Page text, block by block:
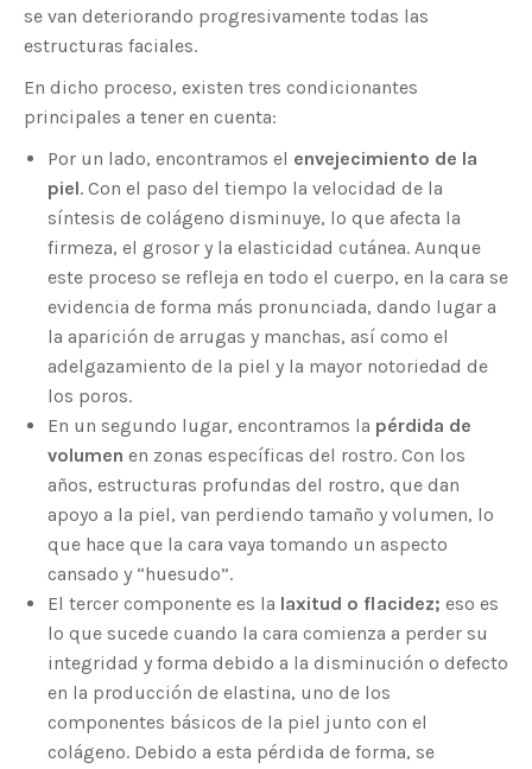
se van deteriorando progresivamente todas las
estructuras faciales.
En dicho proceso, existen tres condicionantes
principales a tener en cuenta:
Por un lado, encontramos el envejecimiento de la
piel. Con el paso del tiempo la velocidad de la
síntesis de colágeno disminuye, lo que afecta la
firmeza, el grosor y la elasticidad cutánea. Aunque
este proceso se refleja en todo el cuerpo, en la cara se
evidencia de forma más pronunciada, dando lugar a
la aparición de arrugas y manchas, así como el
adelgazamiento de la piel y la mayor notoriedad de
los poros.
En un segundo lugar, encontramos la pérdida de
volumen en zonas específicas del rostro. Con los
años, estructuras profundas del rostro, que dan
apoyo a la piel, van perdiendo tamaño y volumen, lo
que hace que la cara vaya tomando un aspecto
cansado y “huesudo”.
El tercer componente es la laxitud o flacidez; eso es
lo que sucede cuando la cara comienza a perder su
integridad y forma debido a la disminución o defecto
en la producción de elastina, uno de los
componentes básicos de la piel junto con el
colágeno. Debido a esta pérdida de forma, se